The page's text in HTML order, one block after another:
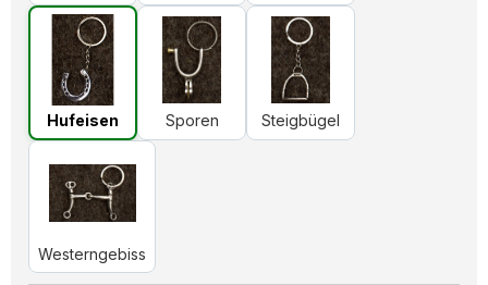
Hufeisen
Hufeisen
Sporen
Sporen
Steigbügel
Steigbügel
Westerngebiss
Westerngebiss